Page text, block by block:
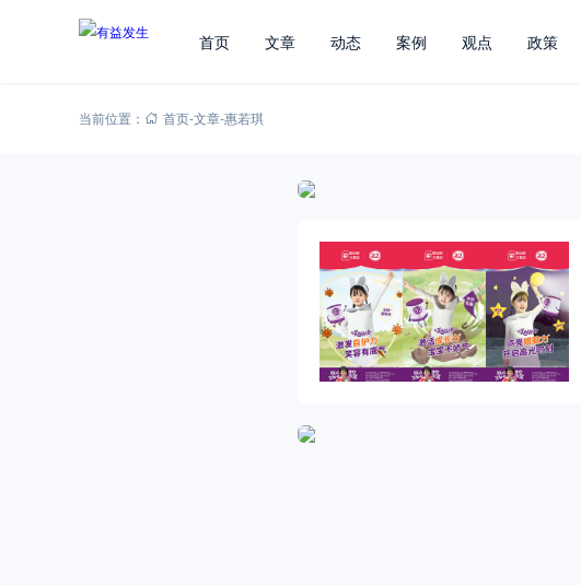
首页 文章 动态 案例 观点 政策
当前位置： 首页-文章-惠若琪